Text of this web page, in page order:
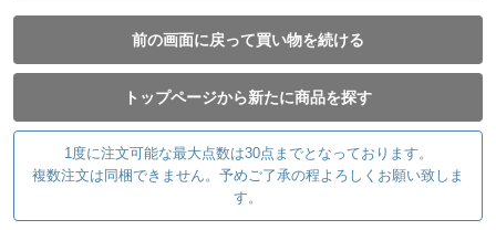
前の画面に戻って買い物を続ける
トップページから新たに商品を探す
1度に注文可能な最大点数は30点までとなっております。
複数注文は同梱できません。予めご了承の程よろしくお願い致しま
す。